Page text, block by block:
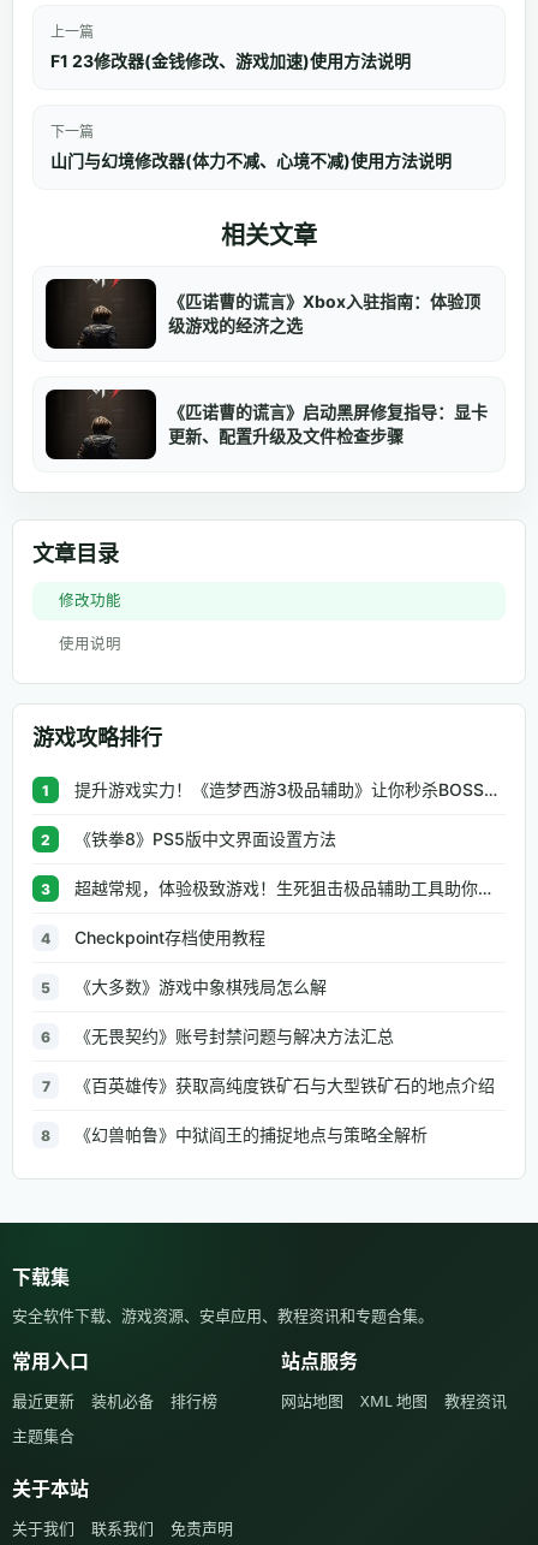
上一篇
F1 23修改器(金钱修改、游戏加速)使用方法说明
下一篇
山门与幻境修改器(体力不减、心境不减)使用方法说明
相关文章
《匹诺曹的谎言》Xbox入驻指南：体验顶
级游戏的经济之选
《匹诺曹的谎言》启动黑屏修复指导：显卡
更新、配置升级及文件检查步骤
文章目录
修改功能
使用说明
游戏攻略排行
1 提升游戏实力！《造梦西游3极品辅助》让你秒杀BOSS、逆天属性一键修改
2 《铁拳8》PS5版中文界面设置方法
3 超越常规，体验极致游戏！生死狙击极品辅助工具助你无往不利
4 Checkpoint存档使用教程
5 《大多数》游戏中象棋残局怎么解
6 《无畏契约》账号封禁问题与解决方法汇总
7 《百英雄传》获取高纯度铁矿石与大型铁矿石的地点介绍
8 《幻兽帕鲁》中狱阎王的捕捉地点与策略全解析
下载集
安全软件下载、游戏资源、安卓应用、教程资讯和专题合集。
常用入口
最近更新 装机必备
排行榜
主题集合
站点服务
网站地图 XML 地图 教程资讯
关于本站
关于我们 联系我们 免责声明